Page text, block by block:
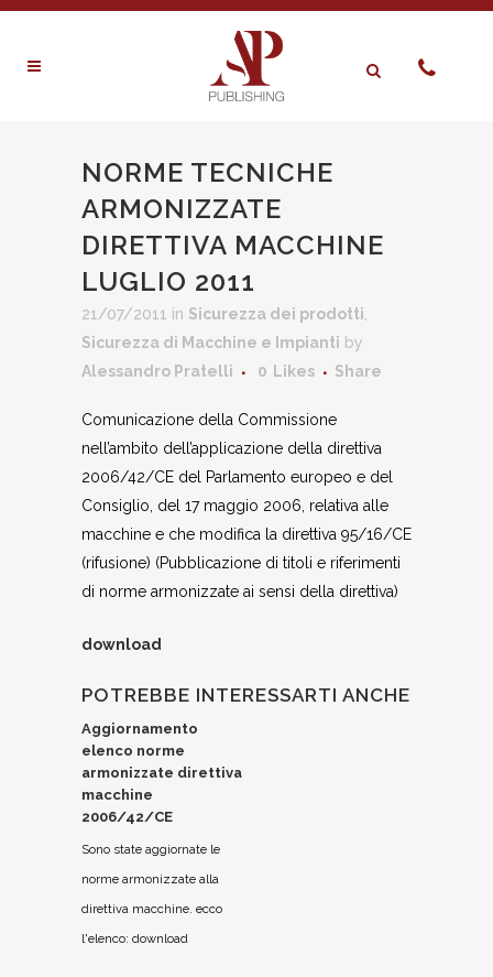
NORME TECNICHE
ARMONIZZATE
DIRETTIVA MACCHINE
LUGLIO 2011
21/07/2011 in Sicurezza dei prodotti
Sicurezza di Macchine e Impianti by
Alessandro Pratelli
0 Likes Share
Comunicazione della Commissione
nell’ambito dell’applicazione della direttiva
2006/42/CE del Parlamento europeo e del
Consiglio, del 17 maggio 2006, relativa alle
macchine e che modifica la direttiva 95/16/CE
(rifusione) (Pubblicazione di titoli e riferimenti
di norme armonizzate ai sensi della direttiva)
download
POTREBBE INTERESSARTI ANCHE
Aggiornamento
elenco norme
armonizzate direttiva
macchine
2006/42/CE
Sono state aggiornate le
norme armonizzate alla
direttiva macchine. ecco
l'elenco: download